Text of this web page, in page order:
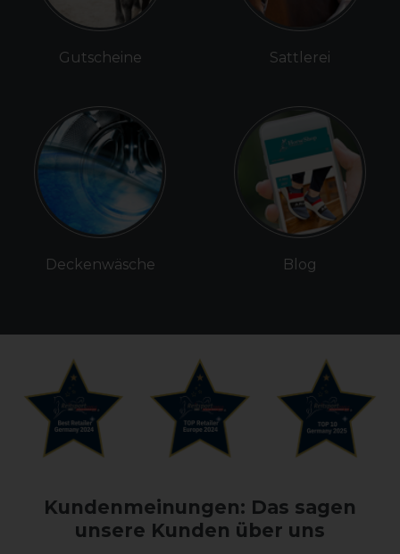
Gutscheine
Deckenwäsche
Sattlerei
Blog
Kundenmeinungen: Das sagen
unsere Kunden über uns